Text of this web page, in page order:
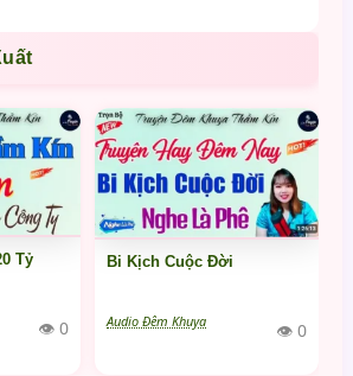
Tỷ
👁 0
Bi Kịch Cuộc Đời
Audio Đêm Khuya 👁 0